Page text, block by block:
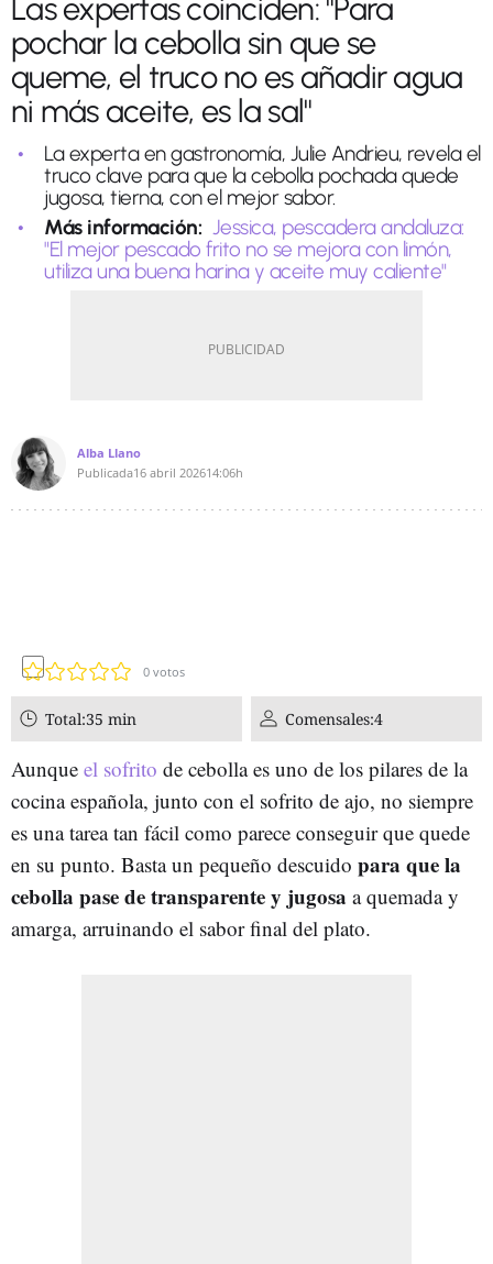
Las expertas coinciden: "Para
pochar la cebolla sin que se
queme, el truco no es añadir agua
ni más aceite, es la sal"
La experta en gastronomía, Julie Andrieu, revela el
truco clave para que la cebolla pochada quede
jugosa, tierna, con el mejor sabor.
Más información: Jessica, pescadera andaluza:
"El mejor pescado frito no se mejora con limón,
utiliza una buena harina y aceite muy caliente"
Alba Llano
Publicada16 abril 202614:06h
0 votos
Total:35 min Comensales:4
Aunque el sofrito de cebolla es uno de los pilares de la
cocina española, junto con el sofrito de ajo, no siempre
es una tarea tan fácil como parece conseguir que quede
en su punto. Basta un pequeño descuido para que la
cebolla pase de transparente y jugosa a quemada y
amarga, arruinando el sabor final del plato.